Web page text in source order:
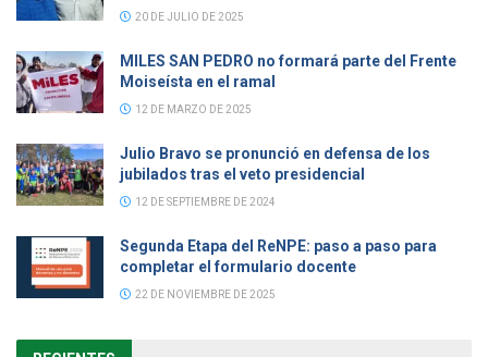
20 DE JULIO DE 2025
MILES SAN PEDRO no formará parte del Frente
Moiseísta en el ramal
12 DE MARZO DE 2025
Julio Bravo se pronunció en defensa de los
jubilados tras el veto presidencial
12 DE SEPTIEMBRE DE 2024
Segunda Etapa del ReNPE: paso a paso para
completar el formulario docente
22 DE NOVIEMBRE DE 2025